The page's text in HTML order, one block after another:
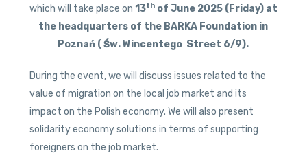
which will take place on 13thof June 2025 (Friday) at
the headquarters of the BARKA Foundation in
Poznań ( Św. Wincentego Street 6/9).
During the event, we will discuss issues related to the
value of migration on the local job market and its
impact on the Polish economy. We will also present
solidarity economy solutions in terms of supporting
foreigners on the job market.